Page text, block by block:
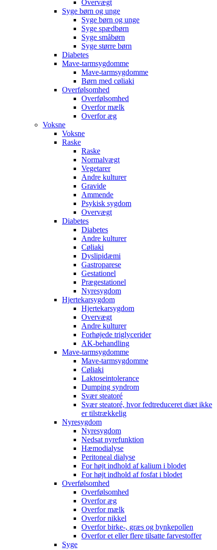
Overvægt
Syge børn og unge
Syge børn og unge
Syge spædbørn
Syge småbørn
Syge større børn
Diabetes
Mave-tarmsygdomme
Mave-tarmsygdomme
Børn med cøliaki
Overfølsomhed
Overfølsomhed
Overfor mælk
Overfor æg
Voksne
Voksne
Raske
Raske
Normalvægt
Vegetarer
Andre kulturer
Gravide
Ammende
Psykisk sygdom
Overvægt
Diabetes
Diabetes
Andre kulturer
Cøliaki
Dyslipidæmi
Gastroparese
Gestationel
Prægestationel
Nyresygdom
Hjertekarsygdom
Hjertekarsygdom
Overvægt
Andre kulturer
Forhøjede triglycerider
AK-behandling
Mave-tarmsygdomme
Mave-tarmsygdomme
Cøliaki
Laktoseintolerance
Dumping syndrom
Svær steatoré
Svær steatoré, hvor fedtreduceret diæt ikke
er tilstrækkelig
Nyresygdom
Nyresygdom
Nedsat nyrefunktion
Hæmodialyse
Peritoneal dialyse
For højt indhold af kalium i blodet
For højt indhold af fosfat i blodet
Overfølsomhed
Overfølsomhed
Overfor æg
Overfor mælk
Overfor nikkel
Overfor birke-, græs og bynkepollen
Overfor et eller flere tilsatte farvestoffer
Syge